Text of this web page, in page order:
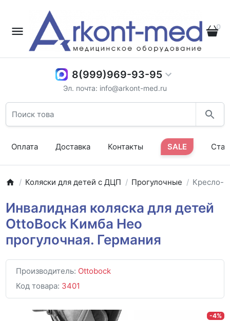
0
8(999)969-93-95
Эл. почта: info@arkont-med.ru
Оплата Доставка Контакты SALE
Коляски для детей с ДЦП Прогулочные Кресло-
Инвалидная коляска для детей
OttoBock Кимба Нео
прогулочная. Германия
Производитель: Ottobock
Код товара: 3401
-4%